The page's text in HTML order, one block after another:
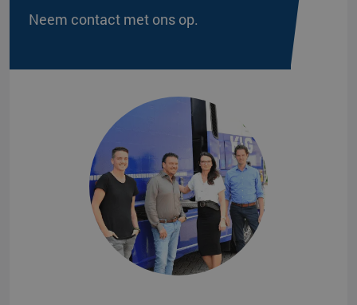
Neem contact met ons op.